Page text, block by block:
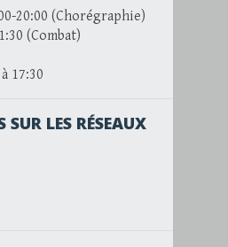
20:00 (Chorégraphie)
(Combat)
17:30
LES RÉSEAUX